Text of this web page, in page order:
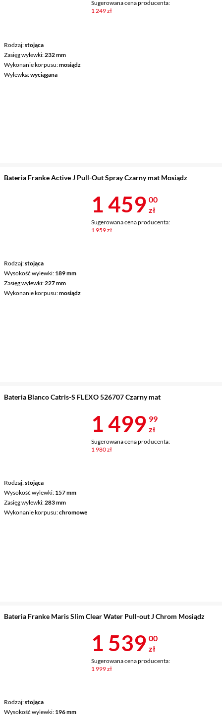
Rodzaj stojąca
Zasięg wylewki 232 mm
Wykonanie korpusu mosiądz
Wylewka wyciągana
Sugerowana cena producenta:
1 249 zł
Bateria Franke Active J Pull-Out Spray Czarny mat Mosiądz
Rodzaj stojąca
Wysokość wylewki 189 mm
Zasięg wylewki 227 mm
Wykonanie korpusu mosiądz
Cena 1 459 zł
1 459 00
zł
Sugerowana cena producenta:
1 959 zł
Bateria Blanco Catris-S FLEXO 526707 Czarny mat
Rodzaj stojąca
Wysokość wylewki 157 mm
Zasięg wylewki 283 mm
Wykonanie korpusu chromowe
Cena 1
1 499 99
zł
Sugerowana cena producenta:
1 980 zł
Bateria Franke Maris Slim Clear Water Pull-out J Chrom Mosiądz
Rodzaj stojąca
Wysokość wylewki 196 mm
Cena 1 539 zł
1 539 00
zł
Sugerowana cena producenta:
1 999 zł